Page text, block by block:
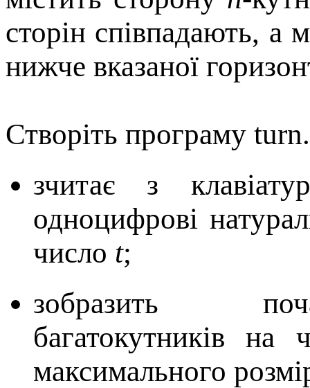
сторін співпадають, а
нижче вказаної
Створіть програму
зчитає з
одноцифрові
число t;
зобразить
багатокутників
максимального